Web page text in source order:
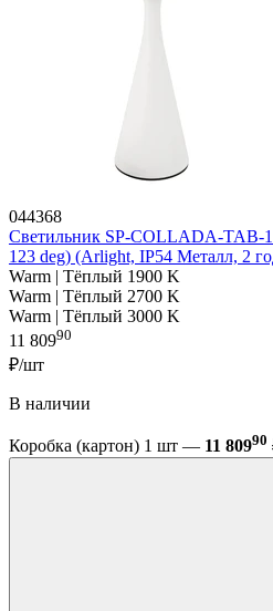
044368
Светильник SP-COLLADA-TAB-
123 deg) (Arlight, IP54 Металл, 2
Warm | Тёплый 1900 K
Warm | Тёплый 2700 K
Warm | Тёплый 3000 K
11 80990
₽/шт
В наличии
Коробка (картон) 1 шт — 11 80990